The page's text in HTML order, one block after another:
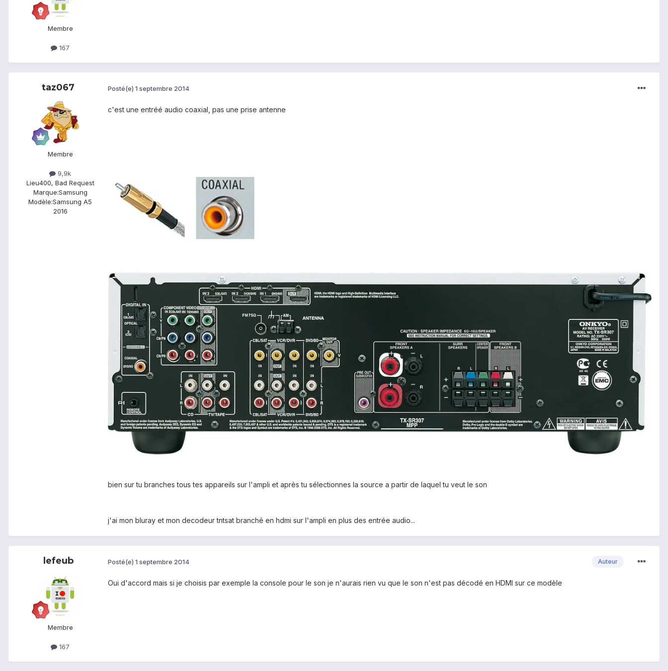
Membre
167
taz067
Membre
9,9k
Lieu400, Bad Request
Marque:Samsung
Modèle:Samsung A5
2016
Posté(e) 1 septembre 2014
c'est une entréé audio coaxial, pas une prise antenne
bien sur tu branches tous tes appareils sur l'ampli et après tu sélectionnes la source a partir de laquel tu veut le son
j'ai mon bluray et mon decodeur tntsat branché en hdmi sur l'ampli en plus des entrée audio...
lefeub
Membre
167
Auteur
Posté(e) 1 septembre 2014
Oui d'accord mais si je choisis par exemple la console pour le son je n'aurais rien vu que le son n'est pas décodé en HDMI sur ce modèle